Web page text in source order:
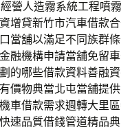
營人造霧系統工程噴
增貸新竹市汽車借款
當舖以滿足不同族群
融機構申請當舖免留
的哪些借款資料善融
價物典當北屯當舖提
車借款需求週轉大里
速品質借錢管道精品